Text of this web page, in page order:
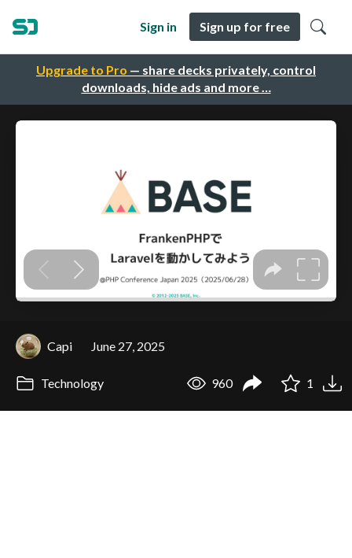
Upgrade to Pro — share decks privately, control
downloads, hide ads and more …
Sign in Sign up for free
Capi June 27, 2025
Technology 960 1